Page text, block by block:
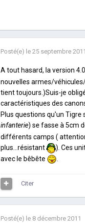
Posté(e) le 25 septembre 2011
A tout hasard, la version
nouvelles armes/
tient toujours.)Suis-je
caractéristiques des
Plus questions qu'un
infanterie) se fasse à 5cm
différents camps (
plus...résistant
). Ces
avec le bêbête
Citer
Posté(e) le 8 décembre 2011